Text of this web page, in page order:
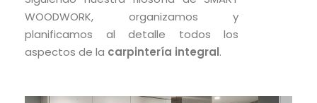
WOODWORK, organizamos y
planificamos al detalle todos los
aspectos de la carpintería integral.